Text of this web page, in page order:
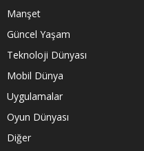
Manşet
Güncel Yaşam
Teknoloji Dünyası
Mobil Dünya
Uygulamalar
Oyun Dünyası
Diğer